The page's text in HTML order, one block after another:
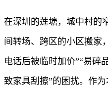
在深圳的莲塘，城中村的
间转场、跨区的小区搬家
电话后被临时加价”“易碎
致家具刮擦”的困扰。作